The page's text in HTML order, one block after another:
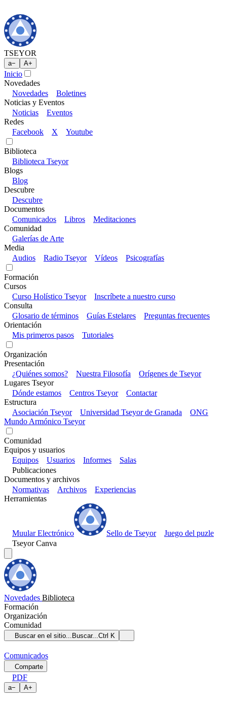
TSEYOR
a− A+
Inicio
Novedades
Novedades
Boletines
Noticias y Eventos
Noticias
Eventos
Redes
Facebook
X Youtube
Biblioteca
Biblioteca Tseyor
Blogs
Blog
Descubre
Descubre
Documentos
Comunicados
Libros
Meditaciones
Comunidad
Galerías de Arte
Media
Audios
Radio Tseyor Vídeos Psicografías
Formación
Cursos
Curso Holístico Tseyor
Inscríbete a nuestro curso
Consulta
Glosario de términos
Guías Estelares
Preguntas frecuentes
Orientación
Mis primeros pasos
Tutoriales
Organización
Presentación
¿Quiénes somos?
Nuestra Filosofía
Orígenes de Tseyor
Lugares Tseyor
Dónde estamos
Centros Tseyor
Contactar
Estructura
Asociación Tseyor
Universidad Tseyor de Granada
ONG
Mundo Armónico Tseyor
Comunidad
Equipos y usuarios
Equipos
Usuarios Informes
Salas
Publicaciones
Documentos y archivos
Normativas
Archivos
Experiencias
Herramientas
Muular Electrónico Sello de Tseyor
Juego del puzle
Tseyor Canva
Novedades Biblioteca
Formación
Organización
Comunidad
Buscar en el sitio... Buscar...Ctrl K
Comunicados
Comparte
PDF
a− A+